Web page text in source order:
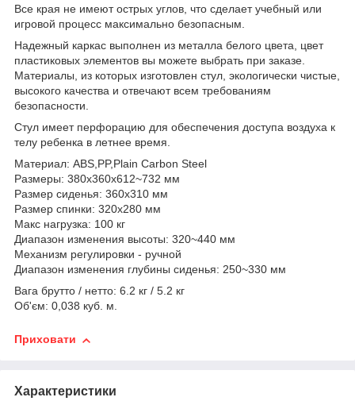
Все края не имеют острых углов, что сделает учебный или
игровой процесс максимально безопасным.
Надежный каркас выполнен из металла белого цвета, цвет
пластиковых элементов вы можете выбрать при заказе.
Материалы, из которых изготовлен стул, экологически чистые,
высокого качества и отвечают всем требованиям
безопасности.
Стул имеет перфорацию для обеспечения доступа воздуха к
телу ребенка в летнее время.
Материал: ABS,PP,Plain Carbon Steel
Размеры: 380x360x612~732 мм
Размер сиденья: 360x310 мм
Размер спинки: 320x280 мм
Макс нагрузка: 100 кг
Диапазон изменения высоты: 320~440 мм
Механизм регулировки - ручной
Диапазон изменения глубины сиденья: 250~330 мм
Вага брутто / нетто: 6.2 кг / 5.2 кг
Об'єм: 0,038 куб. м.
Приховати
Характеристики